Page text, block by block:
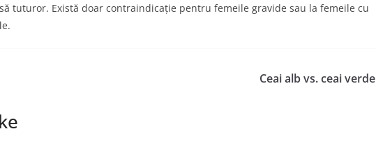
tuturor. Există doar contraindicație pentru femeile gravide sau la femeile cu
Ceai alb vs. ceai verde